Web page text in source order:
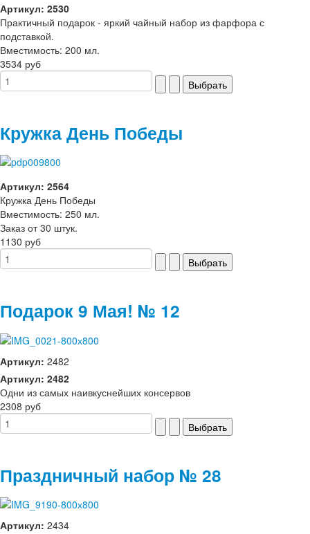
Артикул: 2530
Практичный подарок - яркий чайный набор из фарфора с
подставкой.
Вместимость: 200 мл.
3534 руб
Кружка День Победы
Артикул: 2564
Кружка День Победы
Вместимость: 250 мл.
Заказ от 30 штук.
1130 руб
Подарок 9 Мая! № 12
Артикул: 2482
Артикул: 2482
Одни из самых наивкуснейших консервов
2308 руб
Праздничный набор № 28
Артикул: 2434